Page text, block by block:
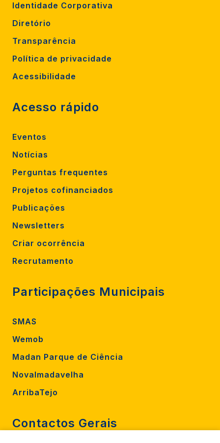
Identidade Corporativa
Diretório
Transparência
Política de privacidade
Acessibilidade
Acesso rápido
Eventos
Notícias
Perguntas frequentes
Projetos cofinanciados
Publicações
Newsletters
Criar ocorrência
Recrutamento
Participações Municipais
SMAS
Wemob
Madan Parque de Ciência
Novalmadavelha
ArribaTejo
Contactos Gerais